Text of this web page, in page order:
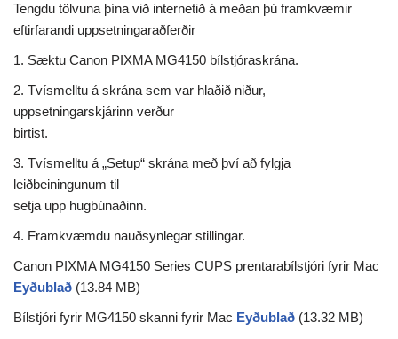
Tengdu tölvuna þína við internetið á meðan þú framkvæmir
eftirfarandi uppsetningaraðferðir
1. Sæktu Canon PIXMA MG4150 bílstjóraskrána.
2. Tvísmelltu á skrána sem var hlaðið niður,
uppsetningarskjárinn verður
birtist.
3. Tvísmelltu á „Setup“ skrána með því að fylgja
leiðbeiningunum til
setja upp hugbúnaðinn.
4. Framkvæmdu nauðsynlegar stillingar.
Canon PIXMA MG4150 Series CUPS prentarabílstjóri fyrir Mac
Eyðublað (13.84 MB)
Bílstjóri fyrir MG4150 skanni fyrir Mac Eyðublað (13.32 MB)